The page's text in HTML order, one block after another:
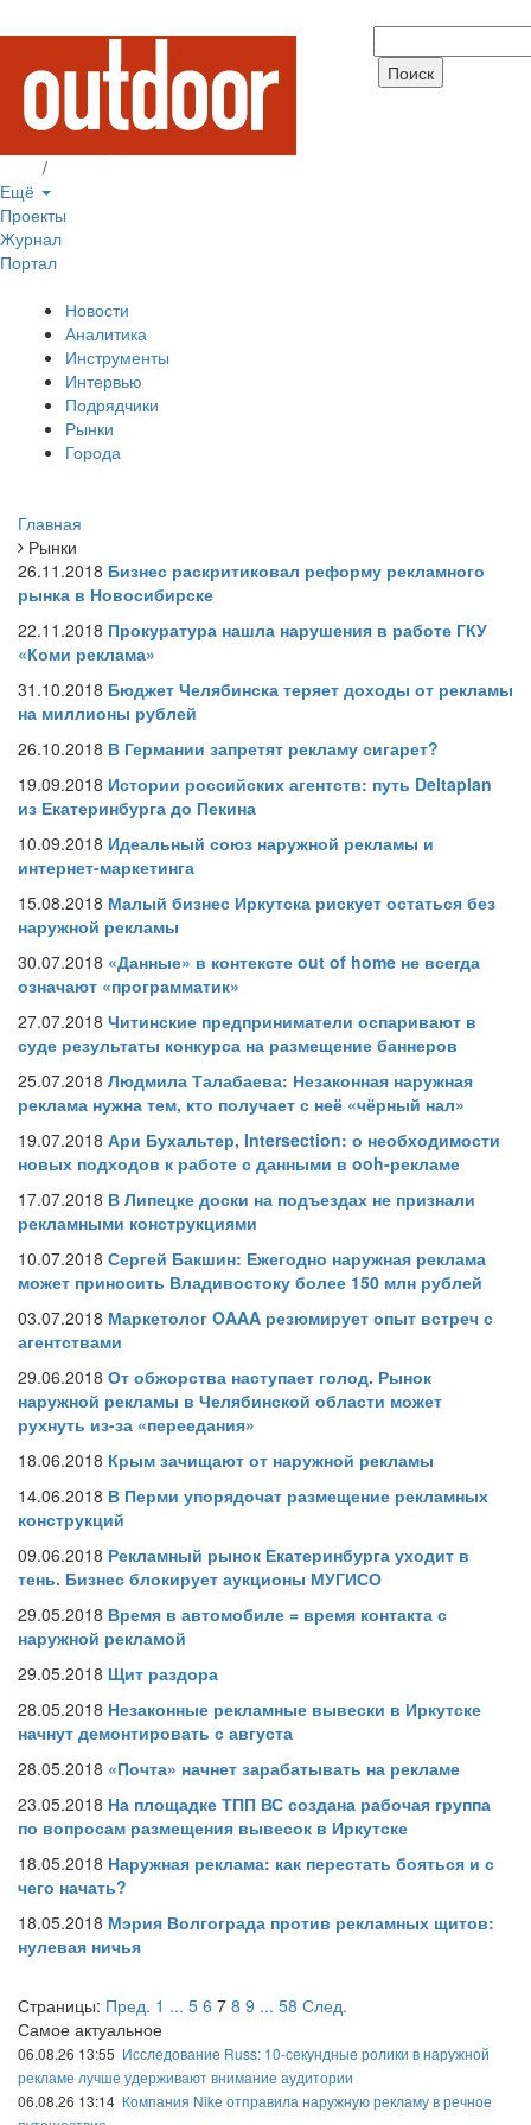
/
Ещё
Проекты
Журнал
Портал
Новости
Аналитика
Инструменты
Интервью
Подрядчики
Рынки
Города
Главная
Рынки
26.11.2018 Бизнес раскритиковал реформу рекламного
рынка в Новосибирске
22.11.2018 Прокуратура нашла нарушения в работе ГКУ
«Коми реклама»
31.10.2018 Бюджет Челябинска теряет доходы от рекламы
на миллионы рублей
26.10.2018 В Германии запретят рекламу сигарет?
19.09.2018 Истории российских агентств: путь Deltaplan
из Екатеринбурга до Пекина
10.09.2018 Идеальный союз наружной рекламы и
интернет-маркетинга
15.08.2018 Малый бизнес Иркутска рискует остаться без
наружной рекламы
30.07.2018 «Данные» в контексте out of home не всегда
означают «программатик»
27.07.2018 Читинские предприниматели оспаривают в
суде результаты конкурса на размещение баннеров
25.07.2018 Людмила Талабаева: Незаконная наружная
реклама нужна тем, кто получает с неё «чёрный нал»
19.07.2018 Ари Бухальтер, Intersection: о необходимости
новых подходов к работе с данными в ooh-рекламе
17.07.2018 В Липецке доски на подъездах не признали
рекламными конструкциями
10.07.2018 Сергей Бакшин: Ежегодно наружная реклама
может приносить Владивостоку более 150 млн рублей
03.07.2018 Маркетолог OAAA резюмирует опыт встреч с
агентствами
29.06.2018 От обжорства наступает голод. Рынок
наружной рекламы в Челябинской области может
рухнуть из-за «переедания»
18.06.2018 Крым зачищают от наружной рекламы
14.06.2018 В Перми упорядочат размещение рекламных
конструкций
09.06.2018 Рекламный рынок Екатеринбурга уходит в
тень. Бизнес блокирует аукционы МУГИСО
29.05.2018 Время в автомобиле = время контакта с
наружной рекламой
29.05.2018 Щит раздора
28.05.2018 Незаконные рекламные вывески в Иркутске
начнут демонтировать с августа
28.05.2018 «Почта» начнет зарабатывать на рекламе
23.05.2018 На площадке ТПП ВС создана рабочая группа
по вопросам размещения вывесок в Иркутске
18.05.2018 Наружная реклама: как перестать бояться и с
чего начать?
18.05.2018 Мэрия Волгограда против рекламных щитов:
нулевая ничья
Страницы: Пред. 1 ... 5 6 7 8 9 ... 58 След.
Самое актуальное
06.08.26 13:55 Исследование Russ: 10-секундные ролики в наружной
рекламе лучше удерживают внимание аудитории
06.08.26 13:14 Компания Nike отправила наружную рекламу в речное